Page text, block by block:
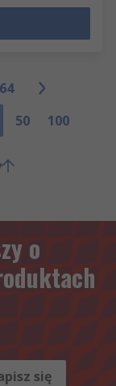
64
50 100
o
się